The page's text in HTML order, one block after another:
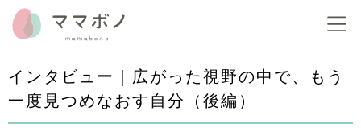
インタビュー｜広がった視野の中で、もう
一度見つめなおす自分（後編）